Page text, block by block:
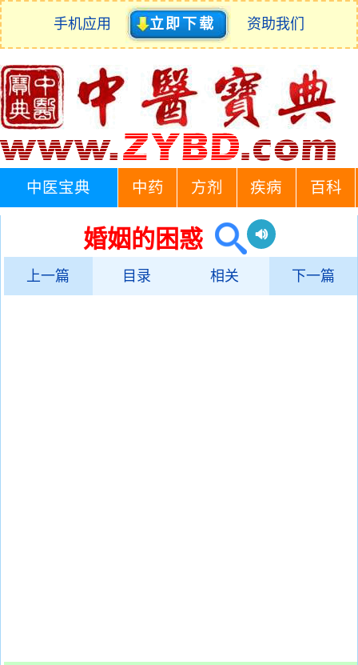
手机应用 立即下载 资助我们
中医宝典 中药 方剂 疾病 百科
婚姻的困惑
上一篇 目录 相关 下一篇